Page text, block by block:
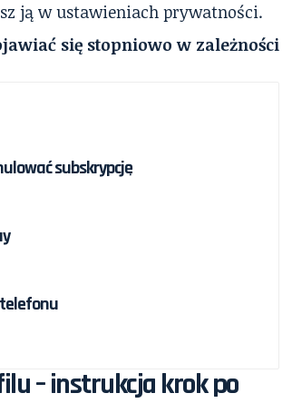
ją w ustawieniach prywatności.
się stopniowo w zależności
subskrypcję
– instrukcja krok po